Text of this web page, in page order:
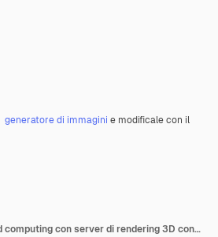
generatore di immagini e modificale con il
Tecnologia di cloud computing con server di rendering 3D con cloud